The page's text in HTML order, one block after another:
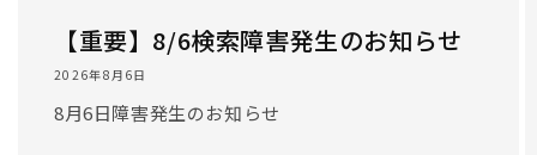
【重要】8/6検索障害発生のお知らせ
2026年8月6日
8月6日障害発生のお知らせ